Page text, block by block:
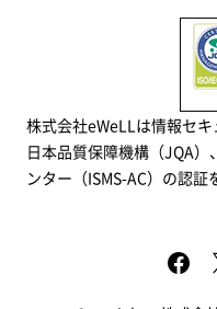
株式会社eWeLLは情報セキ
日本品質保障機構（JQA
ンター（ISMS-AC）の認証